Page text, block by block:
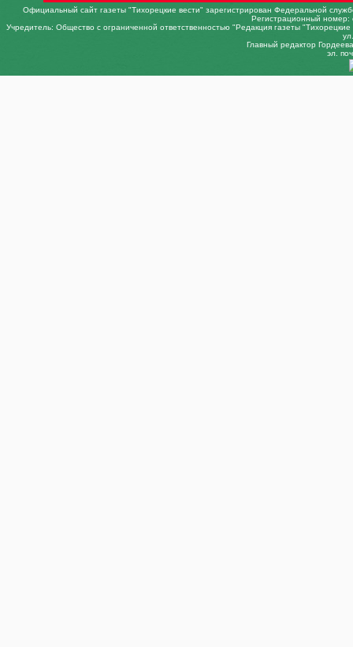
Официальный сайт газеты "Тихорецкие вести" зарегистрирован Федеральной
Регистрационный
Учредитель: Общество с ограниченной ответственностью "Редакция газеты
Главный редактор
эл.